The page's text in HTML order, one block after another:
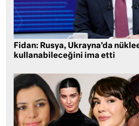
Fidan: Rusya, Ukrayna’da
kullanabileceğini ima etti